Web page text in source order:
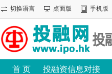
切换语言 桌面版 手机版
首 页 投融资信息对接